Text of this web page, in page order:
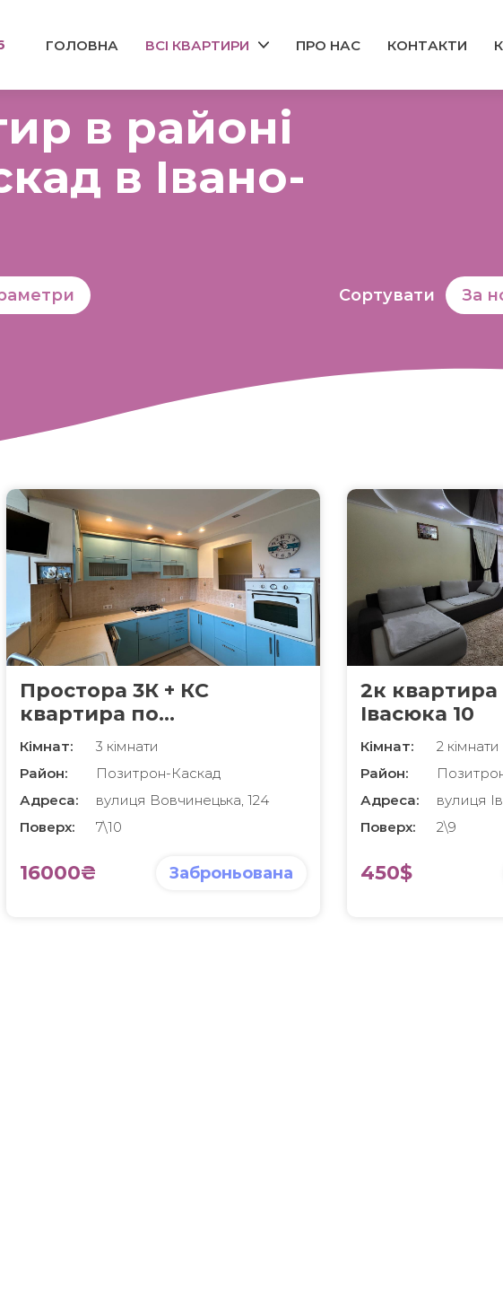
ГОЛОВНА ВСІ КВАРТИРИ ПРО НАС КОНТАКТИ
в районі
в Івано-
Сортувати
Простора 3К + КС
квартира по
Вовчинецька
Кімнат:
3 кімнати
Район:
Позитрон-Каскад
Адреса:
вулиця Вовчинецька, 124
Поверх:
7\10
16000₴ Заброньована
2к квартира
Івасюка 10
Кімнат:
2 кімнати
Район:
Адреса:
вулиця
Поверх:
2\9
450$